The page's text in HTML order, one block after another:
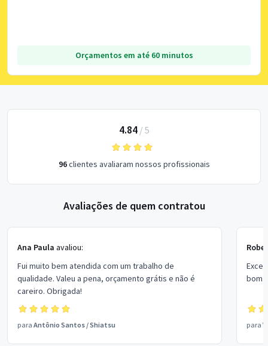
Orçamentos em até 60 minutos
4.84/ 5
96clientes avaliaram nossos profissionais
Avaliações de quem contratou
Ana Paula avaliou:
Fui muito bem atendida com um trabalho de
qualidade. Valeu a pena, orçamento grátis e não é
careiro. Obrigada!
para Antônio Santos /Shiatsu
bom
para